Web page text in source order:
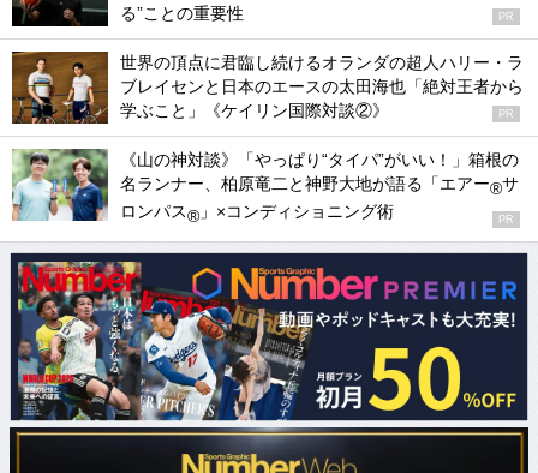
る”ことの重要性
PR
世界の頂点に君臨し続けるオランダの超人ハリー・ラ
ブレイセンと日本のエースの太田海也「絶対王者から
学ぶこと」《ケイリン国際対談②》
PR
《山の神対談》「やっぱり“タイパ”がいい！」箱根の
名ランナー、柏原竜二と神野大地が語る「エアー®サ
ロンパス® 」×コンディショニング術 PR